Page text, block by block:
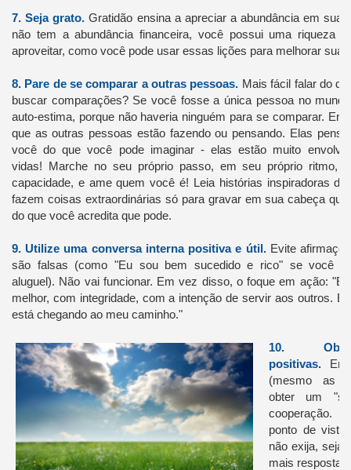
7.Seja grato. Gratidão ensina a apreciar a abundância em sua
não tem a abundância financeira, você possui uma riqueza
aproveitar, como você pode usar essas lições para melhorar sua
8. Pare de se comparar a outras pessoas. Mais fácil falar do
buscar comparações? Se você fosse a única pessoa no
auto-estima, porque não haveria ninguém para se comparar.
que as outras pessoas estão fazendo ou pensando. Elas
você do que você pode imaginar - elas estão muito
vidas! Marche no seu próprio passo, em seu próprio ritmo,
capacidade, e ame quem você é! Leia histórias inspiradoras
fazem coisas extraordinárias só para gravar em sua cabeça
do que você acredita que pode.
9. Utilize uma conversa interna positiva e útil. Evite
são falsas (como "Eu sou bem sucedido e rico" se você
aluguel). Não vai funcionar. Em vez disso, o foque em ação:
melhor, com integridade, com a intenção de servir aos outros.
está chegando ao meu caminho."
10.
positivas.
(mesmo as
obter um
cooperação.
ponto de vista
não exija, seja
mais